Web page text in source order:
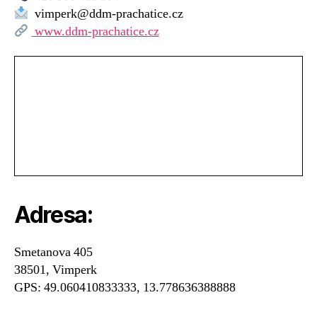
vimperk@ddm-prachatice.cz
www.ddm-prachatice.cz
Adresa:
Smetanova 405
38501, Vimperk
GPS: 49.060410833333, 13.778636388888